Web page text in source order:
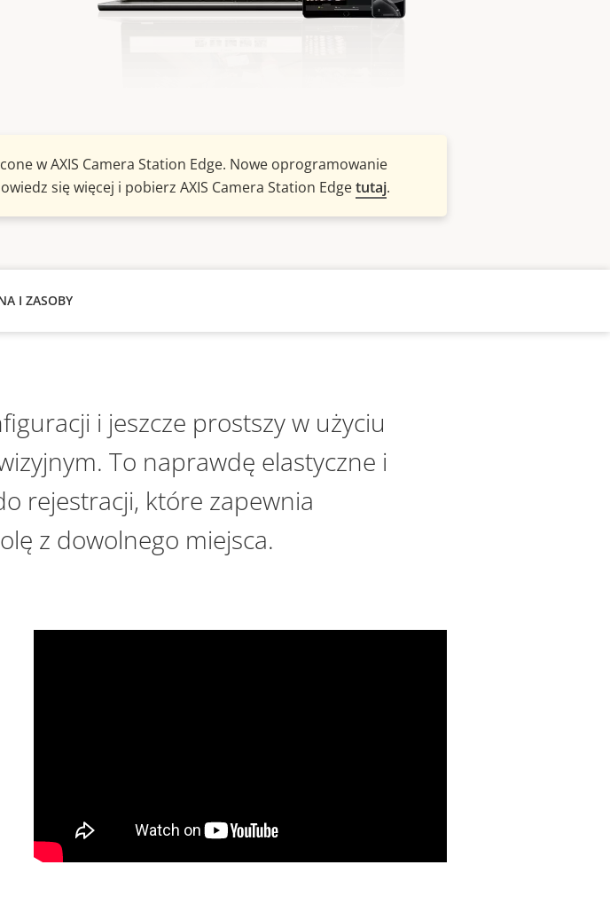
w AXIS Camera Station Edge. Nowe oprogramowanie
się więcej i pobierz AXIS Camera Station Edgetutaj.
I ZASOBY
i jeszcze prostszy w użyciu
To naprawdę elastyczne i
rejestracji, które zapewnia
z dowolnego miejsca.